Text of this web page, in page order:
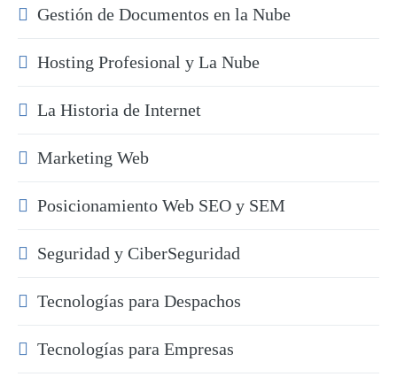
Gestión de Documentos en la Nube
Hosting Profesional y La Nube
La Historia de Internet
Marketing Web
Posicionamiento Web SEO y SEM
Seguridad y CiberSeguridad
Tecnologías para Despachos
Tecnologías para Empresas